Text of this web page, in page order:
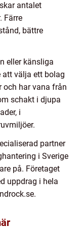
antalet
Färre
bättre
eller känsliga
att välja ett bolag
och har vana från
schakt i djupa
i
partner
i Sverige
på. Företaget
uppdrag i hela